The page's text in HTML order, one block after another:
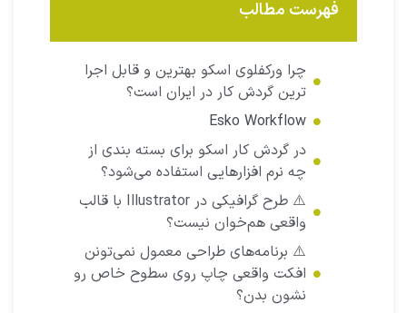
فهرست مطالب
چرا ورکفلوی اسکو بهترین و قابل اجرا
ترین گردش کار در ایران است؟
Esko Workflow
در گردش کار اسکو برای بسته بندی از
چه نرم افزارهایی استفاده می‌شود؟
⚠️ طرح گرافیکی در Illustrator با قالب
واقعی هم‌خوان نیست؟
⚠️ برنامه‌های طراحی معمول نمی‌تونن
افکت واقعی چاپ روی سطوح خاص رو
نشون بدن؟